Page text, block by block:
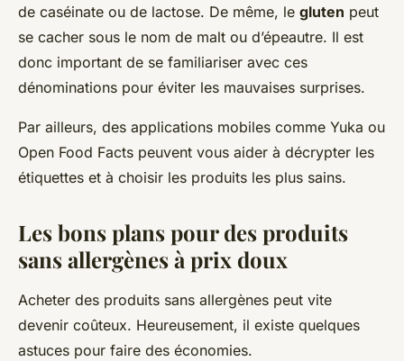
de caséinate ou de lactose. De même, le gluten peut
se cacher sous le nom de malt ou d’épeautre. Il est
donc important de se familiariser avec ces
dénominations pour éviter les mauvaises surprises.
Par ailleurs, des applications mobiles comme Yuka ou
Open Food Facts peuvent vous aider à décrypter les
étiquettes et à choisir les produits les plus sains.
Les bons plans pour des produits
sans allergènes à prix doux
Acheter des produits sans allergènes peut vite
devenir coûteux. Heureusement, il existe quelques
astuces pour faire des économies.